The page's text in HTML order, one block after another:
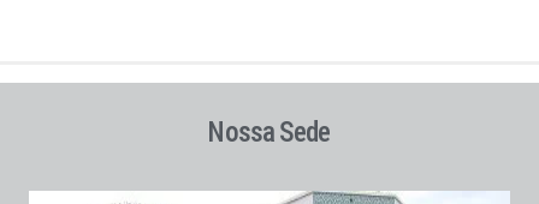
Nossa Sede